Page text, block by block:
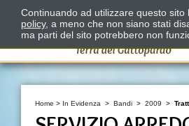
Home > In Evidenza > Bandi > 2009 >
Continuando ad utilizzare questo
policy, a meno che non siano stati
ma parti del sito potrebbero non